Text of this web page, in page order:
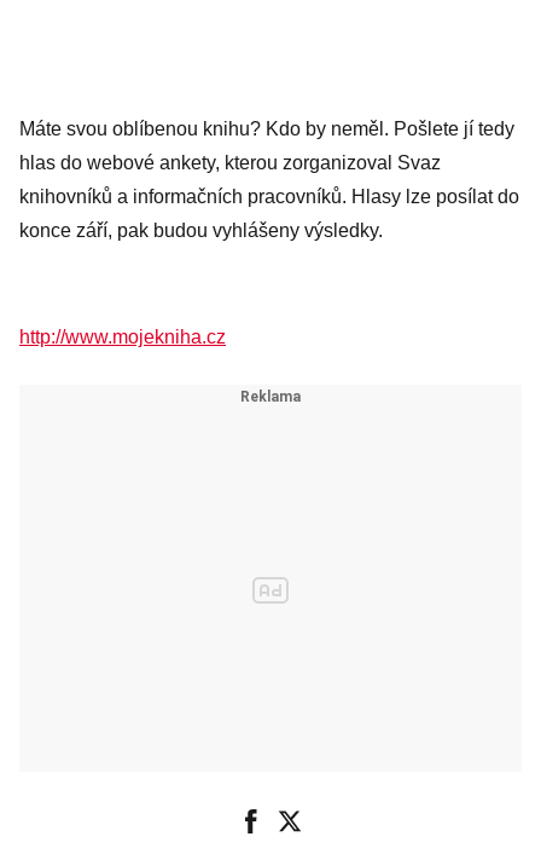
Máte svou oblíbenou knihu? Kdo by neměl. Pošlete jí tedy
hlas do webové ankety, kterou zorganizoval Svaz
knihovníků a informačních pracovníků. Hlasy lze posílat do
konce září, pak budou vyhlášeny výsledky.
http://www.mojekniha.cz